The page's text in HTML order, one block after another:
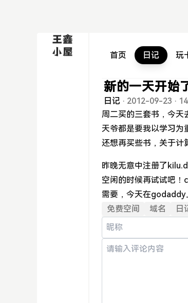
首页 日记 玩
新的一天开始
日记 · 2012-09-23 ·
周二买的三套书，今天
天爷都是要我以学习为
还想再买些书，关于计
昨晚无意中注册了
空闲的时候再试试吧
需要，今天在godaddy
免费空间
域名 日